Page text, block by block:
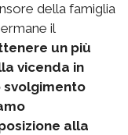
della famiglia
il
un più
vicenda in
alla